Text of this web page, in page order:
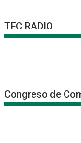
TEC RADIO
Congreso de